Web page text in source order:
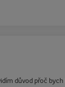
důvod přoč